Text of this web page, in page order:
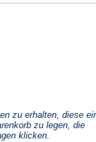
einem
zu erhalten, diese
zu legen, die
klicken.